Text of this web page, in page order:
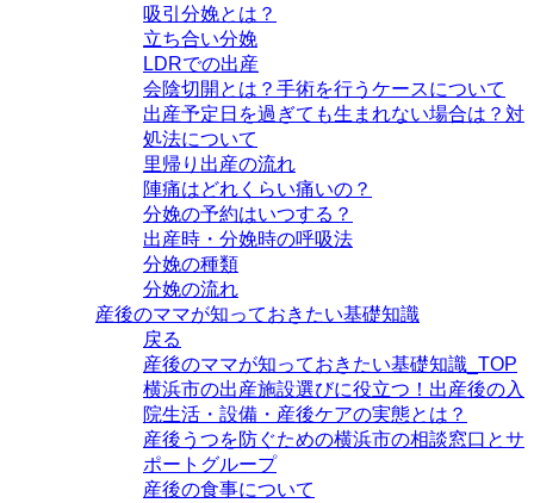
吸引分娩とは？
立ち合い分娩
LDRでの出産
会陰切開とは？手術を行うケースについて
出産予定日を過ぎても生まれない場合は？対
処法について
里帰り出産の流れ
陣痛はどれくらい痛いの？
分娩の予約はいつする？
出産時・分娩時の呼吸法
分娩の種類
分娩の流れ
産後のママが知っておきたい基礎知識
戻る
産後のママが知っておきたい基礎知識_TOP
横浜市の出産施設選びに役立つ！出産後の入
院生活・設備・産後ケアの実態とは？
産後うつを防ぐための横浜市の相談窓口とサ
ポートグループ
産後の食事について